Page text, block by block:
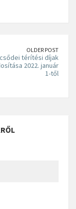
OLDER POST
térítési díjak
2022. január
1-től